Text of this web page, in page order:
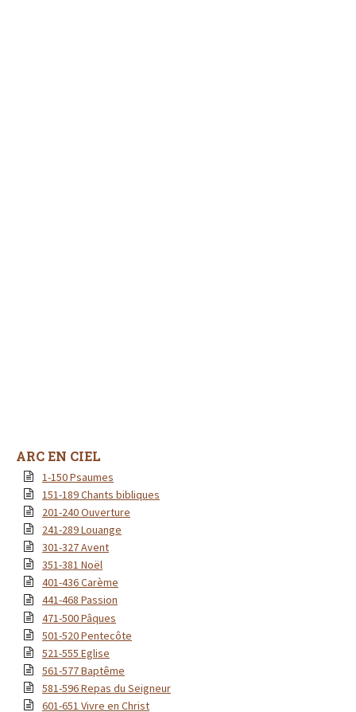
ARC EN CIEL
1-150 Psaumes
151-189 Chants bibliques
201-240 Ouverture
241-289 Louange
301-327 Avent
351-381 Noël
401-436 Carème
441-468 Passion
471-500 Pâques
501-520 Pentecôte
521-555 Eglise
561-577 Baptême
581-596 Repas du Seigneur
601-651 Vivre en Christ